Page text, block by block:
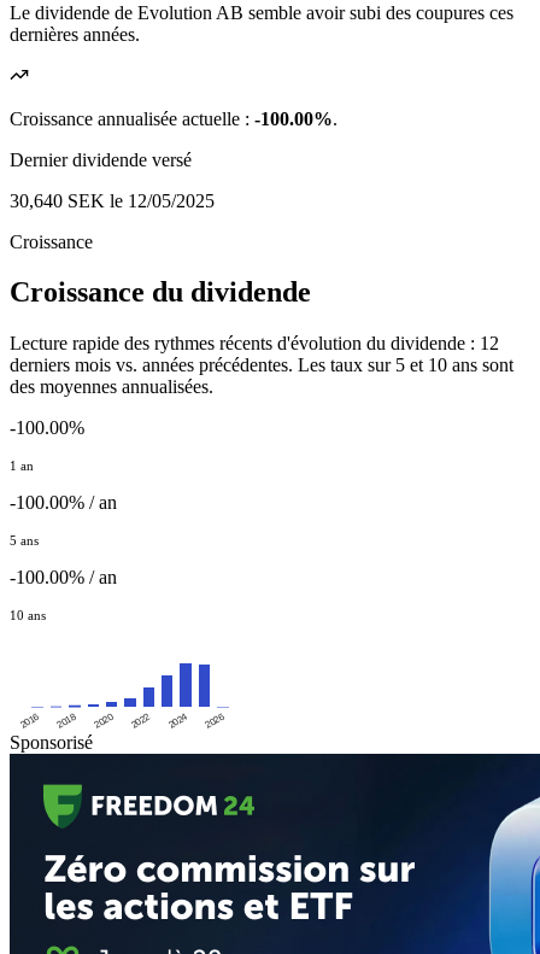
Le dividende de Evolution AB semble avoir subi des coupures ces
dernières années.
Croissance annualisée actuelle : -100.00%.
Dernier dividende versé
30,640 SEK le 12/05/2025
Croissance
Croissance du dividende
Lecture rapide des rythmes récents d'évolution du dividende : 12
derniers mois vs. années précédentes. Les taux sur 5 et 10 ans sont
des moyennes annualisées.
-100.00%
1 an
-100.00% / an
5 ans
-100.00% / an
10 ans
2016 2018 2020 2022 2024 2026
Sponsorisé